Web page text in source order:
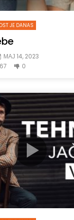
JE DANAS
МАЈ 14, 2023
0